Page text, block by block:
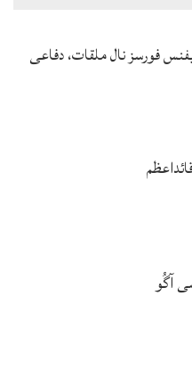
فورسز نال ملقات، دفاعی
آگُو